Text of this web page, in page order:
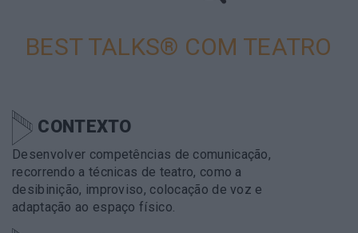
BEST TALKS® COM TEATRO
CONTEXTO
Desenvolver competências de comunicação,
recorrendo a técnicas de teatro, como a
desibinição, improviso, colocação de voz e
adaptação ao espaço físico.